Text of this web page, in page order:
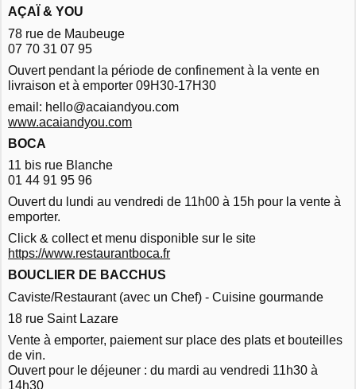
AÇAÏ & YOU
78 rue de Maubeuge
07 70 31 07 95
Ouvert pendant la période de confinement à la vente en
livraison et à emporter 09H30-17H30
email: hello@acaiandyou.com
www.acaiandyou.com
BOCA
11 bis rue Blanche
01 44 91 95 96
Ouvert du lundi au vendredi de 11h00 à 15h pour la vente à
emporter.
Click & collect et menu disponible sur le site
https://www.restaurantboca.fr
BOUCLIER DE BACCHUS
Caviste/Restaurant (avec un Chef) - Cuisine gourmande
18 rue Saint Lazare
Vente à emporter, paiement sur place des plats et bouteilles
de vin.
Ouvert pour le déjeuner : du mardi au vendredi 11h30 à
14h30